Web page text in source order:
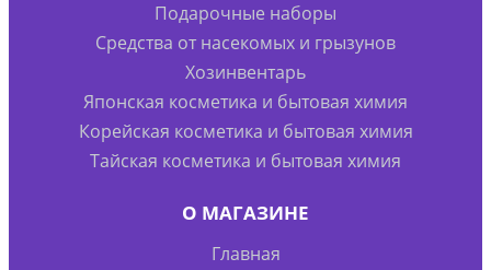
Подарочные наборы
Средства от насекомых и грызунов
Хозинвентарь
Японская косметика и бытовая химия
Корейская косметика и бытовая химия
Тайская косметика и бытовая химия
О МАГАЗИНЕ
Главная